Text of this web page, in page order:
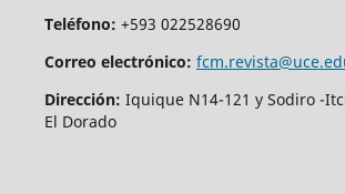
Teléfono: +593 022528690
Correo electrónico:
Dirección: Iquique N14-121 y Sodiro -
El Dorado